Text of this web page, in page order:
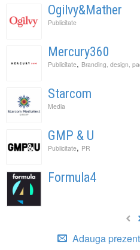
Ogilvy&Mather
Publicitate
Mercury360
Publicitate, Branding, design,
Starcom
Media
GMP & U
Publicitate, PR
Formula4
Adauga